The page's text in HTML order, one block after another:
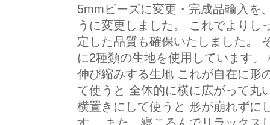
5mmビーズに変更・完成品輸入を
うに変更しました。 これでよりし
定した品質も確保いたしました。
に2種類の生地を使用しています
伸び縮みする生地 これが自在に形
て使うと 全体的に横に広がって丸
横置きにして使うと 形が崩れずに